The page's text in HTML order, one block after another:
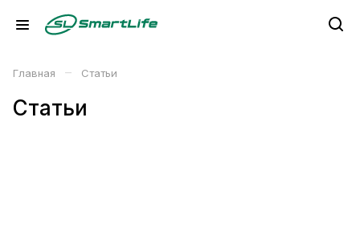
Главная – Статьи
Статьи